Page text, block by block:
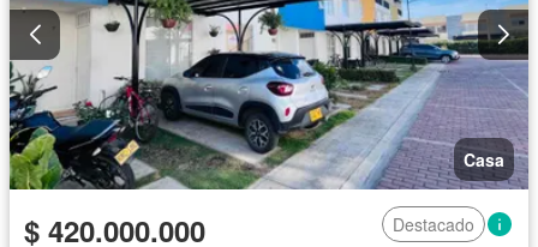
Casa
$ 420.000.000 Destacado